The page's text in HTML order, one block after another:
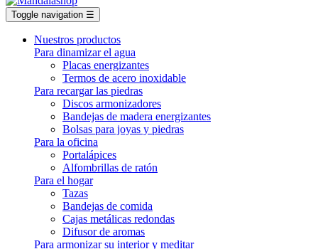
Toggle navigation ☰
Nuestros productos
Para dinamizar el agua
Placas energizantes
Termos de acero inoxidable
Para recargar las piedras
Discos armonizadores
Bandejas de madera energizantes
Bolsas para joyas y piedras
Para la oficina
Portalápices
Alfombrillas de ratón
Para el hogar
Tazas
Bandejas de comida
Cajas metálicas redondas
Difusor de aromas
Para armonizar su interior y meditar